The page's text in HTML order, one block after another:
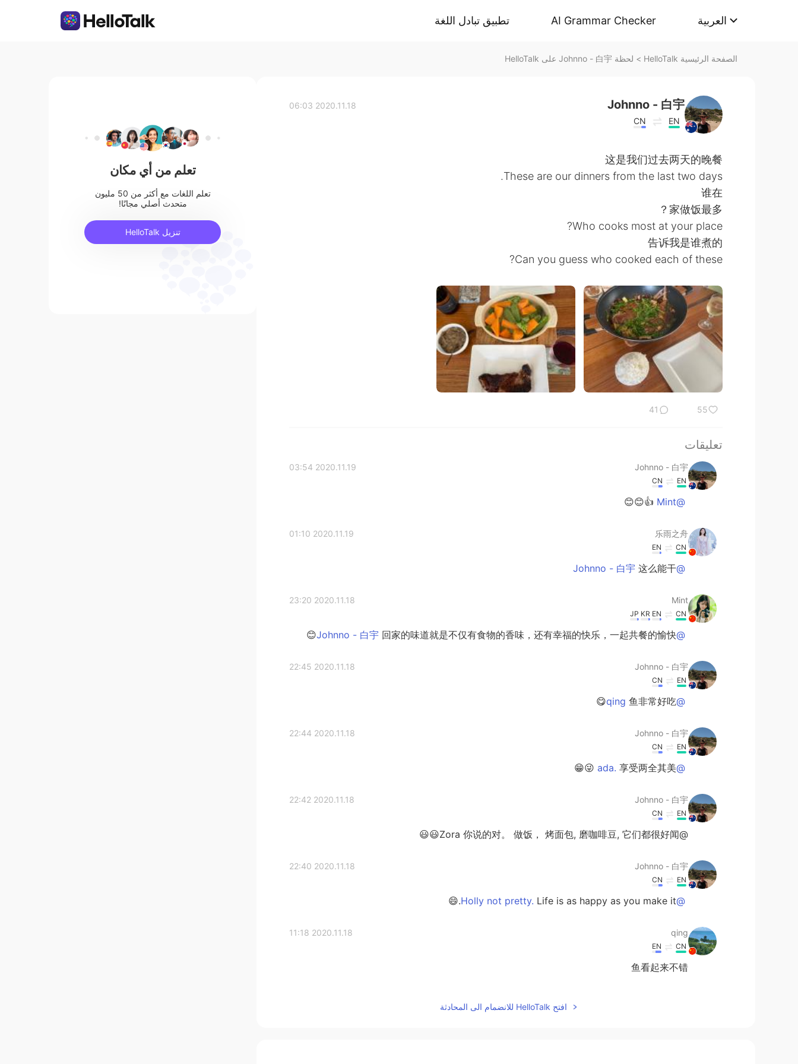
تطبيق تبادل اللغة AI Grammar Checker العربية
الصفحة الرئيسية HelloTalk > لحظة Johnno - 白宇 على HelloTalk
Johnno - 白宇
EN
CN
2020.11.18 06:03
这是我们过去两天的晚餐
These are our dinners from the last two days.
谁在
家做饭最多？
Who cooks most at your place?
告诉我是谁煮的
Can you guess who cooked each of these?
55
41
تعليقات
Johnno - 白宇
2020.11.19 03:54
EN
CN
@Mint
👍😊😊
乐雨之舟
2020.11.19 01:10
CN
EN
@Johnno - 白宇
这么能干
Mint
2020.11.18 23:20
CN
EN
KR
JP
@Johnno - 白宇
回家的味道就是不仅有食物的香味，还有幸福的快乐，一起共餐的愉快😊
Johnno - 白宇
2020.11.18 22:45
EN
CN
@qing
鱼非常好吃😋
Johnno - 白宇
2020.11.18 22:44
EN
CN
@ada.
享受两全其美 😜😁
Johnno - 白宇
2020.11.18 22:42
EN
CN
@Zora 你说的对。 做饭， 烤面包, 磨咖啡豆, 它们都很好闻😃😃
Johnno - 白宇
2020.11.18 22:40
EN
CN
@Holly not pretty.
Life is as happy as you make it.😄
qing
2020.11.18 11:18
CN
EN
鱼看起来不错
افتح HelloTalk للانضمام الى المحادثة
تعلم من أي مكان
تعلم اللغات مع أكثر من 50 مليون
متحدث أصلي مجانًا!
تنزيل HelloTalk